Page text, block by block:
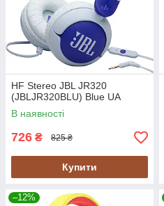
HF Stereo JBL JR320
(JBLJR320BLU) Blue UA
В наявності
726 ₴ 825 ₴
Купити
–12%